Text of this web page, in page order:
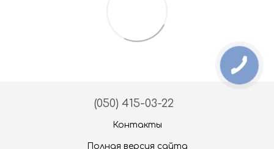
(050) 415-03-22
Контакты
Полная версия сайта